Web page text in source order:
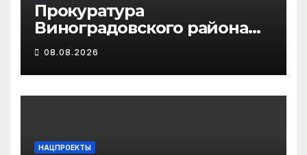
Прокуратура
Виноградовского района
информирует об
изменениях
законодательства об
иммунопрофилактике
08.08.2026
НАЦПРОЕКТЫ